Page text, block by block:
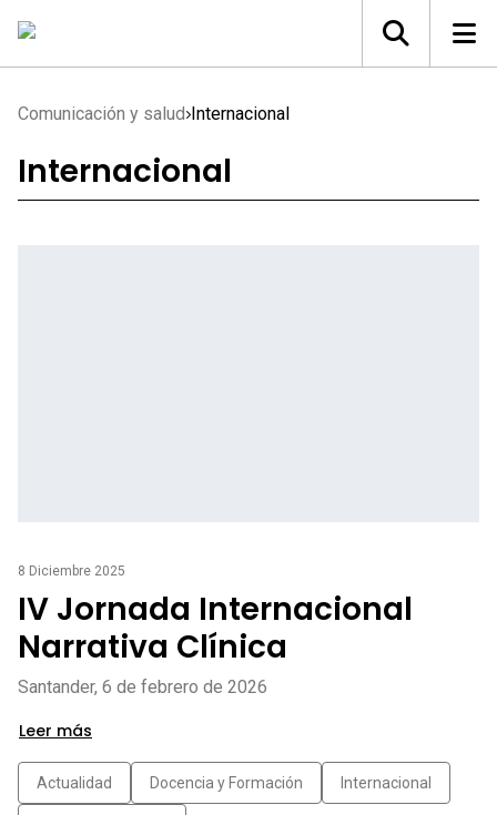
Comunicación y salud Internacional
Internacional
8 Diciembre 2025
IV Jornada Internacional
Narrativa Clínica
Santander, 6 de febrero de 2026
Leer más
Actualidad Docencia y Formación Internacional